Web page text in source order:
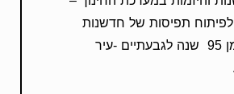
לפיתוח תפיסות של חדשנות
וחשיבה יזמים בסימן 95 שנה לגבעתיים -עיר